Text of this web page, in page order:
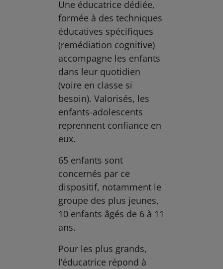
Une éducatrice dédiée,
formée à des techniques
éducatives spécifiques
(remédiation cognitive)
accompagne les enfants
dans leur quotidien
(voire en classe si
besoin). Valorisés, les
enfants-adolescents
reprennent confiance en
eux.
65 enfants sont
concernés par ce
dispositif, notamment le
groupe des plus jeunes,
10 enfants âgés de 6 à 11
ans.
Pour les plus grands,
l’éducatrice répond à